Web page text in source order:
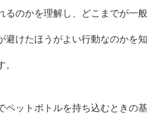
るのかを理解し、どこまでが一般
避けたほうがよい行動なのかを知
ペットボトルを持ち込むときの基